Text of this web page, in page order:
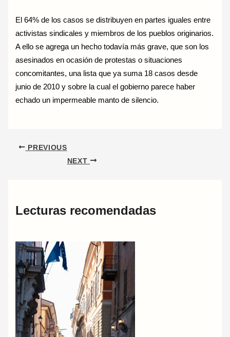
El 64% de los casos se distribuyen en partes iguales entre
activistas sindicales y miembros de los pueblos originarios.
A ello se agrega un hecho todavía más grave, que son los
asesinados en ocasión de protestas o situaciones
concomitantes, una lista que ya suma 18 casos desde
junio de 2010 y sobre la cual el gobierno parece haber
echado un impermeable manto de silencio.
PREVIOUS
NEXT
Lecturas recomendadas